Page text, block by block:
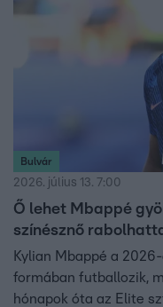
Bulvár
2026. július 13. 7:00
Ő lehet Mbappé
színésznő
Kylian Mbappé a
formában futballozik,
hónapok óta az Elite